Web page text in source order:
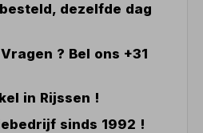
dezelfde dag
? Bel ons +31
in Rijssen !
sinds 1992 !